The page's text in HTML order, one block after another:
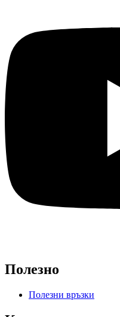
Полезно
Полезни връзки